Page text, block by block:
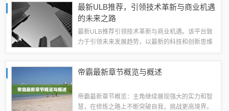
最新ULB推荐，引领技术革新与商业机遇
的未来之路
最新ULB推荐引领技术革新与商业机遇。该平台致
力于引领未来发展趋势，以最新的科技和创新思维
实现数字化转型，抓住市场机遇，促进商业...
帝霸最新章节概览与概述
帝霸最新章节概览：主角继续展现强大的实力和智
慧，在修炼之路上不断突破自我，挑战更高境界。